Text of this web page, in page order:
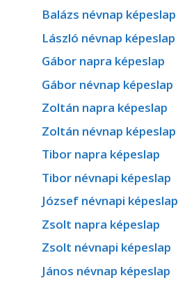
Balázs névnap képeslap
László névnap képeslap
Gábor napra képeslap
Gábor névnap képeslap
Zoltán napra képeslap
Zoltán névnap képeslap
Tibor napra képeslap
Tibor névnapi képeslap
József névnapi képeslap
Zsolt napra képeslap
Zsolt névnapi képeslap
János névnap képeslap